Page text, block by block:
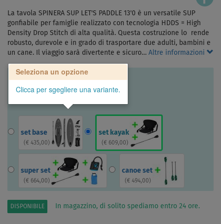
La tavola SPINERA SUP LET'S PADDLE 13'0 è un versatile SUP
gonfiabile per famiglie realizzato con tecnologia HDDS = High
Density Drop Stitch di alta qualità. Questa costruzione lo rende
robusto, durevole e in grado di trasportare due adulti, bambini e
un cane. Il viaggio sarà divertente e sicuro… Altre informazioni
Seleziona un opzione
Clicca per sgegliere una variante.
set base
( € 435,00)
set kayak
(€ 609,00)
super set
( € 664,00)
canoe set
(€ 494,00)
DISPONIBILE In magazzino, di solito spediamo entro 24 ore.